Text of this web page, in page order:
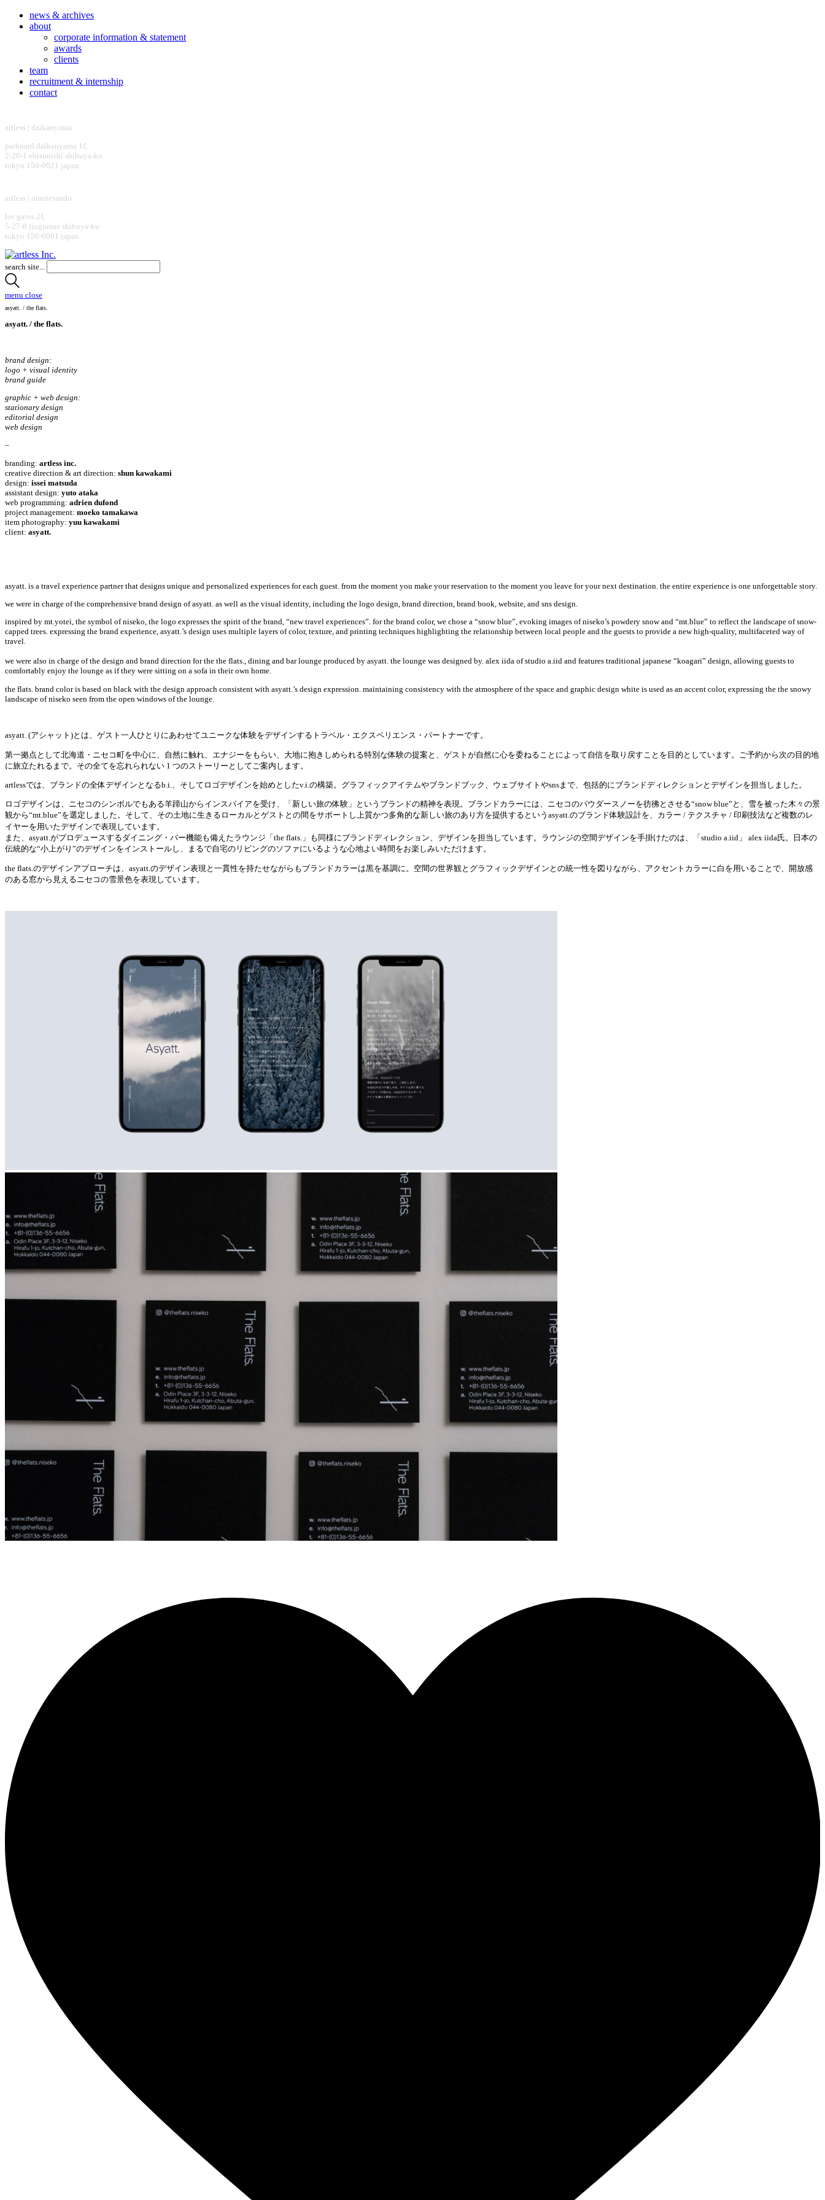
news & archives
about
corporate information & statement
awards
clients
team
recruitment & internship
contact
artless | daikanyama
parknard daikanyama 1f,
2-20-1 ebisunishi shibuya-ku
tokyo 150-0021 japan
artless | omotesando
los gatos 2f,
5-27-8 jingumae shibuya-ku
tokyo 150-0001 japan
search site...
menu close
asyatt. / the flats.
asyatt. / the flats.
brand design:
logo + visual identity
brand guide
graphic + web design:
stationary design
editorial design
web design
–
branding: artless inc.
creative direction & art direction: shun kawakami
design: issei matsuda
assistant design: yuto ataka
web programming: adrien dufond
project management: moeko tamakawa
item photography: yuu kawakami
client: asyatt.
asyatt. is a travel experience partner that designs unique and personalized experiences for each guest. from the moment you make your reservation to the moment you leave for your next destination. the entire experience is one unforgettable story.
we were in charge of the comprehensive brand design of asyatt. as well as the visual identity, including the logo design, brand direction, brand book, website, and sns design.
inspired by mt.yotei, the symbol of niseko, the logo expresses the spirit of the brand, “new travel experiences”. for the brand color, we chose a “snow blue”, evoking images of niseko’s powdery snow and “mt.blue” to reflect the landscape of snow-
capped trees. expressing the brand experience, asyatt.’s design uses multiple layers of color, texture, and printing techniques highlighting the relationship between local people and the guests to provide a new high-quality, multifaceted way of
travel.
we were also in charge of the design and brand direction for the the flats., dining and bar lounge produced by asyatt. the lounge was designed by. alex iida of studio a.iid and features traditional japanese “koagari” design, allowing guests to
comfortably enjoy the lounge as if they were sitting on a sofa in their own home.
the flats. brand color is based on black with the design approach consistent with asyatt.’s design expression. maintaining consistency with the atmosphere of the space and graphic design white is used as an accent color, expressing the the snowy
landscape of niseko seen from the open windows of the lounge.
asyatt. (アシャット)とは、ゲスト一人ひとりにあわせてユニークな体験をデザインするトラベル・エクスペリエンス・パートナーです。
第一拠点として北海道・ニセコ町を中心に、自然に触れ、エナジーをもらい、大地に抱きしめられる特別な体験の提案と、ゲストが自然に心を委ねることによって自信を取り戻すことを目的としています。ご予約から次の目的地
に旅立たれるまで。その全てを忘れられない 1 つのストーリーとしてご案内します。
artlessでは、ブランドの全体デザインとなるb.i.、そしてロゴデザインを始めとしたv.i.の構築。グラフィックアイテムやブランドブック、ウェブサイトやsnsまで、包括的にブランドディレクションとデザインを担当しました。
ロゴデザインは、ニセコのシンボルでもある羊蹄山からインスパイアを受け、「新しい旅の体験」というブランドの精神を表現。ブランドカラーには、ニセコのパウダースノーを彷彿とさせる“snow blue”と、雪を被った木々の景
観から“mt.blue”を選定しました。そして、その土地に生きるローカルとゲストとの間をサポートし上質かつ多角的な新しい旅のあり方を提供するというasyatt.のブランド体験設計を、カラー / テクスチャ / 印刷技法など複数のレ
イヤーを用いたデザインで表現しています。
また、asyatt.がプロデュースするダイニング・バー機能も備えたラウンジ「the flats.」も同様にブランドディレクション、デザインを担当しています。ラウンジの空間デザインを手掛けたのは、「studio a.iid」 alex iida氏。日本の
伝統的な“小上がり”のデザインをインストールし、まるで自宅のリビングのソファにいるような心地よい時間をお楽しみいただけます。
the flats.のデザインアプローチは、asyatt.のデザイン表現と一貫性を持たせながらもブランドカラーは黒を基調に。空間の世界観とグラフィックデザインとの統一性を図りながら、アクセントカラーに白を用いることで、開放感
のある窓から見えるニセコの雪景色を表現しています。